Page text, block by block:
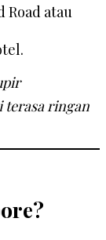
Road atau
terasa ringan